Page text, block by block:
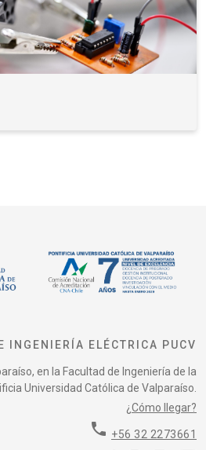
INGENIERÍA ELÉCTRICA PUCV
en la Facultad de Ingeniería de la
Universidad Católica de Valparaíso.
¿Cómo llegar?
phone +56 32 2273661